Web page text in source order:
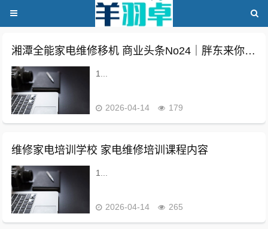
湘潭全能家电维修移机 商业头条No24｜胖东来你学不来
1...
2026-04-14 179
维修家电培训学校 家电维修培训课程内容
1...
2026-04-14 265